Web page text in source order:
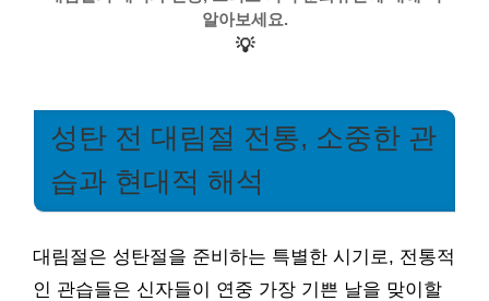
알아보세요.
💡
성탄 전 대림절 전통, 소중한 관
습과 현대적 해석
대림절은 성탄절을 준비하는 특별한 시기로, 전통적
인 관습들은 신자들이 연중 가장 기쁜 날을 맞이할